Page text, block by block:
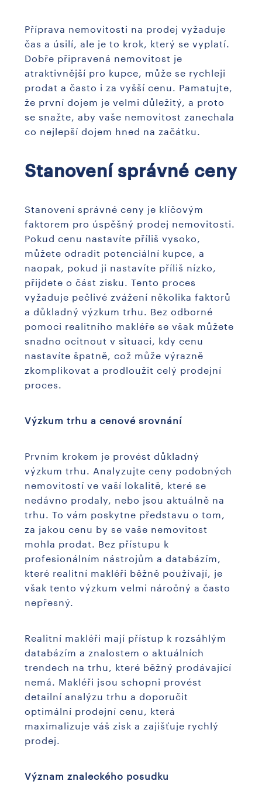
Příprava nemovitosti na prodej vyžaduje
čas a úsilí, ale je to krok, který se vyplatí.
Dobře připravená nemovitost je
atraktivnější pro kupce, může se rychleji
prodat a často i za vyšší cenu. Pamatujte,
že první dojem je velmi důležitý, a proto
se snažte, aby vaše nemovitost zanechala
co nejlepší dojem hned na začátku.
Stanovení správné ceny
Stanovení správné ceny je klíčovým
faktorem pro úspěšný prodej nemovitosti.
Pokud cenu nastavíte příliš vysoko,
můžete odradit potenciální kupce, a
naopak, pokud ji nastavíte příliš nízko,
přijdete o část zisku. Tento proces
vyžaduje pečlivé zvážení několika faktorů
a důkladný výzkum trhu. Bez odborné
pomoci realitního makléře se však můžete
snadno ocitnout v situaci, kdy cenu
nastavíte špatně, což může výrazně
zkomplikovat a prodloužit celý prodejní
proces.
Výzkum trhu a cenové srovnání
Prvním krokem je provést důkladný
výzkum trhu. Analyzujte ceny podobných
nemovitostí ve vaší lokalitě, které se
nedávno prodaly, nebo jsou aktuálně na
trhu. To vám poskytne představu o tom,
za jakou cenu by se vaše nemovitost
mohla prodat. Bez přístupu k
profesionálním nástrojům a databázím,
které realitní makléři běžně používají, je
však tento výzkum velmi náročný a často
nepřesný.
Realitní makléři mají přístup k rozsáhlým
databázím a znalostem o aktuálních
trendech na trhu, které běžný prodávající
nemá. Makléři jsou schopni provést
detailní analýzu trhu a doporučit
optimální prodejní cenu, která
maximalizuje váš zisk a zajišťuje rychlý
prodej.
Význam znaleckého posudku